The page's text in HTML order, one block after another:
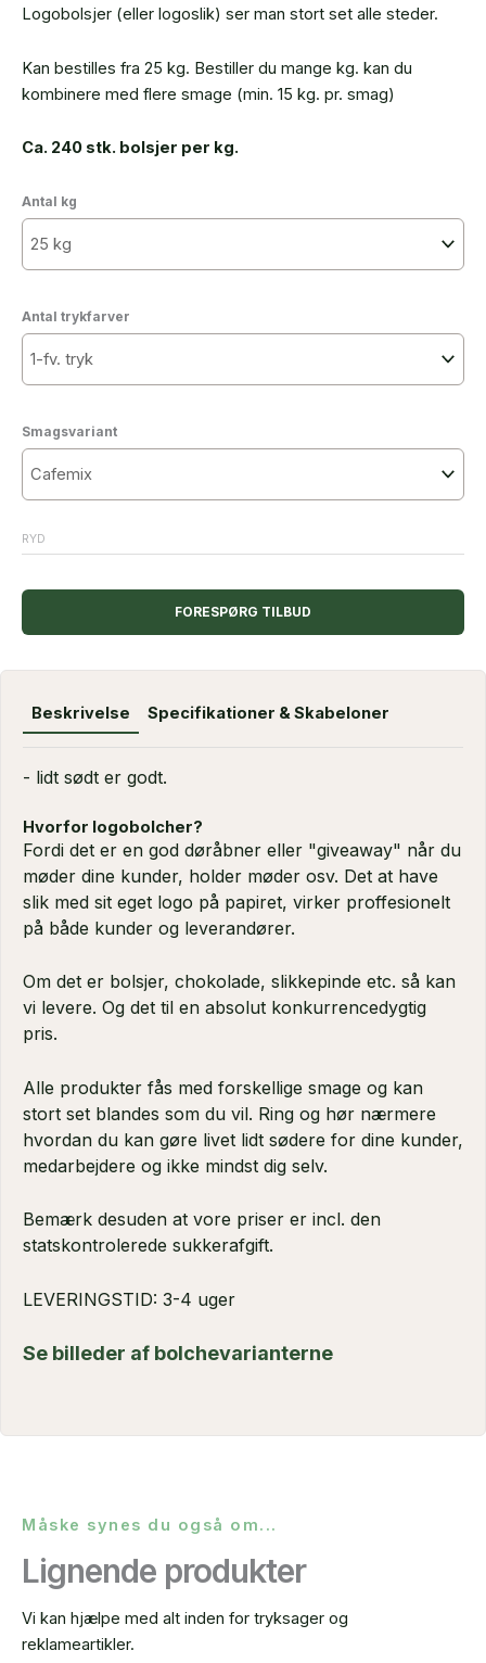
Logobolsjer (eller logoslik) ser man stort set alle steder.
Kan bestilles fra 25 kg. Bestiller du mange kg. kan du
kombinere med flere smage (min. 15 kg. pr. smag)
Ca. 240 stk. bolsjer per kg.
Antal kg
Antal trykfarver
Smagsvariant
RYD
FORESPØRG TILBUD
Beskrivelse Specifikationer & Skabeloner
- lidt sødt er godt.
Hvorfor logobolcher?
Fordi det er en god døråbner eller "giveaway" når du
møder dine kunder, holder møder osv. Det at have
slik med sit eget logo på papiret, virker proffesionelt
på både kunder og leverandører.
Om det er bolsjer, chokolade, slikkepinde etc. så kan
vi levere. Og det til en absolut konkurrencedygtig
pris.
Alle produkter fås med forskellige smage og kan
stort set blandes som du vil. Ring og hør nærmere
hvordan du kan gøre livet lidt sødere for dine kunder,
medarbejdere og ikke mindst dig selv.
Bemærk desuden at vore priser er incl. den
statskontrolerede sukkerafgift.
LEVERINGSTID: 3-4 uger
Se billeder af bolchevarianterne
Måske synes du også om...
Lignende produkter
Vi kan hjælpe med alt inden for tryksager og
reklameartikler.